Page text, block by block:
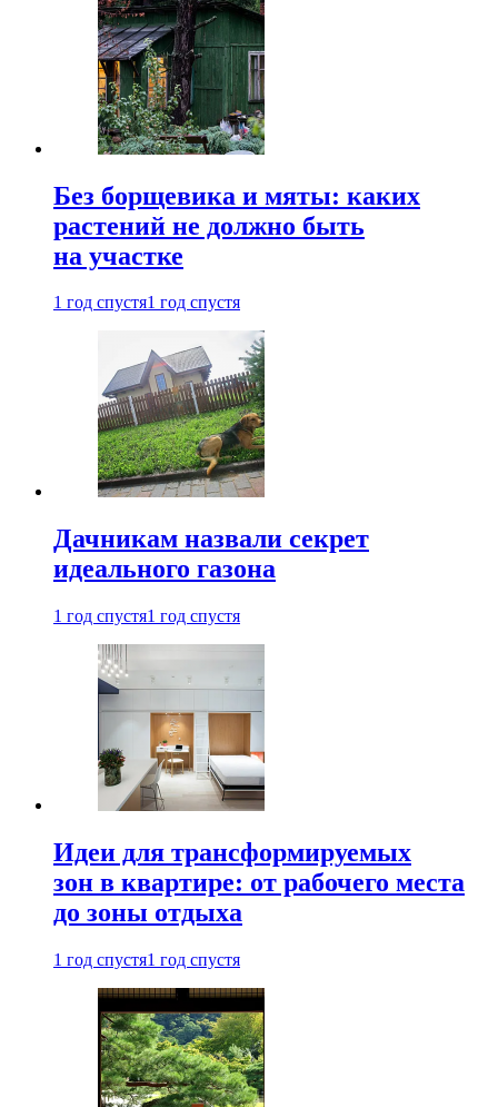
Без борщевика и мяты: каких
растений не должно быть
на участке
1 год спустя1 год спустя
Дачникам назвали секрет
идеального газона
1 год спустя1 год спустя
Идеи для трансформируемых
зон в квартире: от рабочего места
до зоны отдыха
1 год спустя1 год спустя